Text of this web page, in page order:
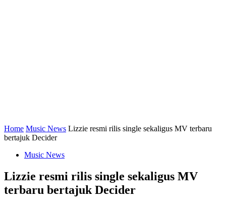
Home Music News Lizzie resmi rilis single sekaligus MV terbaru
bertajuk Decider
Music News
Lizzie resmi rilis single sekaligus MV
terbaru bertajuk Decider